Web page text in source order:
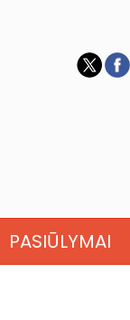
PASIŪLYMAI